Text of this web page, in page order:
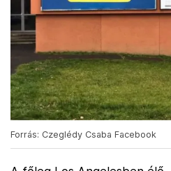
Forrás: Czeglédy Csaba Facebook